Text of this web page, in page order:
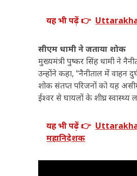
यह भी पढ़ें 👉
सीएम धामी ने जताया शोक
मुख्यमंत्री पुष्कर सिंह धामी ने
उन्होंने कहा, “नैनीताल में वाहन
शोक संतप्त परिजनों को यह
ईश्वर से घायलों के शीघ्र स्वास्थ्य
यह भी पढ़ें 👉
महानिदेशक